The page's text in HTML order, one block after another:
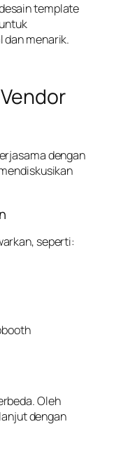
template
dan menarik.
dengan
seperti:
Oleh
dengan